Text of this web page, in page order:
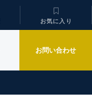
お気に入り
お問い合わせ